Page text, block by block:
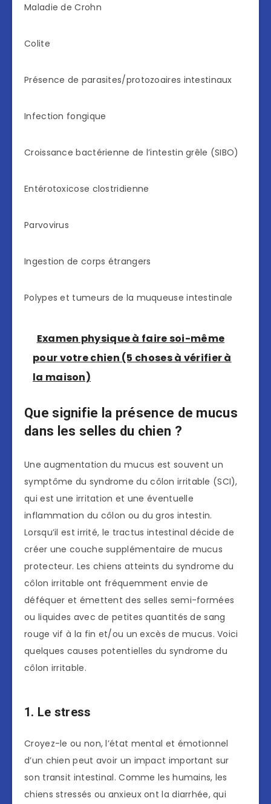
Maladie de Crohn
Colite
Présence de parasites/protozoaires intestinaux
Infection fongique
Croissance bactérienne de l’intestin grêle (SIBO)
Entérotoxicose clostridienne
Parvovirus
Ingestion de corps étrangers
Polypes et tumeurs de la muqueuse intestinale
Examen physique à faire soi-même
pour votre chien (5 choses à vérifier à
la maison)
Que signifie la présence de mucus
dans les selles du chien ?
Une augmentation du mucus est souvent un
symptôme du syndrome du côlon irritable (SCI),
qui est une irritation et une éventuelle
inflammation du côlon ou du gros intestin.
Lorsqu’il est irrité, le tractus intestinal décide de
créer une couche supplémentaire de mucus
protecteur. Les chiens atteints du syndrome du
côlon irritable ont fréquemment envie de
déféquer et émettent des selles semi-formées
ou liquides avec de petites quantités de sang
rouge vif à la fin et/ou un excès de mucus. Voici
quelques causes potentielles du syndrome du
côlon irritable.
1. Le stress
Croyez-le ou non, l’état mental et émotionnel
d’un chien peut avoir un impact important sur
son transit intestinal. Comme les humains, les
chiens stressés ou anxieux ont la diarrhée, qui